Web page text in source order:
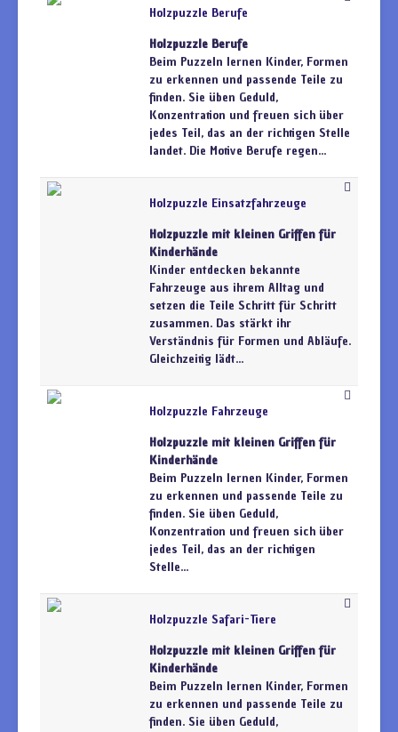
Holzpuzzle Berufe
Holzpuzzle Berufe
Beim Puzzeln lernen Kinder, Formen
zu erkennen und passende Teile zu
finden. Sie üben Geduld,
Konzentration und freuen sich über
jedes Teil, das an der richtigen Stelle
landet. Die Motive Berufe regen...
Holzpuzzle Einsatzfahrzeuge
Holzpuzzle mit kleinen Griffen für
Kinderhände
Kinder entdecken bekannte
Fahrzeuge aus ihrem Alltag und
setzen die Teile Schritt für Schritt
zusammen. Das stärkt ihr
Verständnis für Formen und Abläufe.
Gleichzeitig lädt...
Holzpuzzle Fahrzeuge
Holzpuzzle mit kleinen Griffen für
Kinderhände
Beim Puzzeln lernen Kinder, Formen
zu erkennen und passende Teile zu
finden. Sie üben Geduld,
Konzentration und freuen sich über
jedes Teil, das an der richtigen
Stelle...
Holzpuzzle Safari-Tiere
Holzpuzzle mit kleinen Griffen für
Kinderhände
Beim Puzzeln lernen Kinder, Formen
zu erkennen und passende Teile zu
finden. Sie üben Geduld,